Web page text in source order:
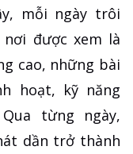
mỗi ngày trôi
được xem là
cao, những bài
hoạt, kỹ năng
từng ngày,
dần trở thành